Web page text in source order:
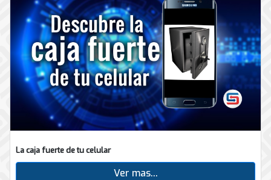
La caja fuerte de tu celular
Ver mas...